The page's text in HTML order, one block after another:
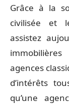
Grâce à la
civilisée et
assistez
agences
d’intérêts
qu’une